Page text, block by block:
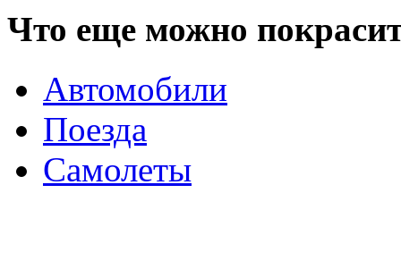
Что еще можно
Автомобили
Поезда
Самолеты